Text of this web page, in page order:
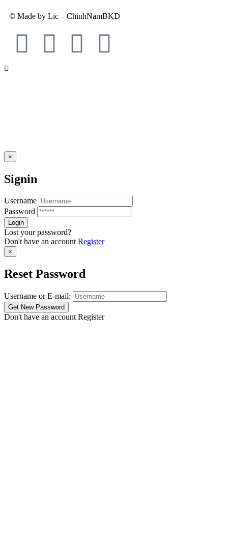
© Made by Lic – ChinhNamBKD
×
Signin
Username
Password
Lost your password?
Don't have an accountRegister
×
Reset Password
Username or E-mail:
Don't have an account Register